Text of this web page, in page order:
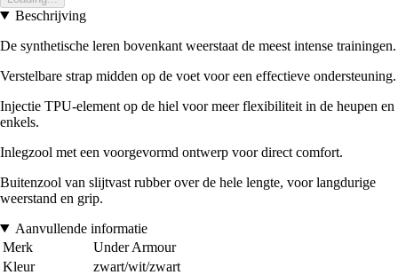
Beschrijving
De synthetische leren bovenkant weerstaat de meest intense trainingen.
Verstelbare strap midden op de voet voor een effectieve ondersteuning.
Injectie TPU-element op de hiel voor meer flexibiliteit in de heupen en
enkels.
Inlegzool met een voorgevormd ontwerp voor direct comfort.
Buitenzool van slijtvast rubber over de hele lengte, voor langdurige
weerstand en grip.
Aanvullende informatie
Merk
Under Armour
Kleur
zwart/wit/zwart